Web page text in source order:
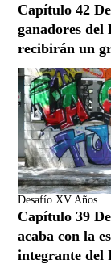
Capítulo 42
ganadores del
recibirán un
Desafío XV Años
Capítulo 39
acaba con la
integrante del